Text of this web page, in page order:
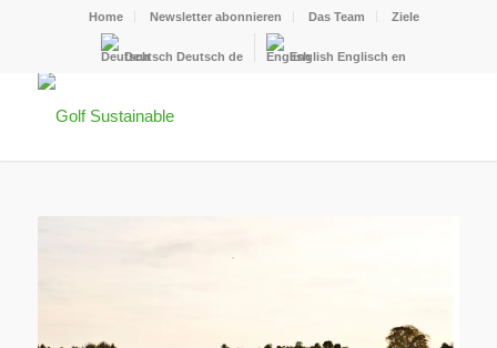
Home Newsletter abonnieren Das Team Ziele
Deutsch Deutsch de English Englisch en